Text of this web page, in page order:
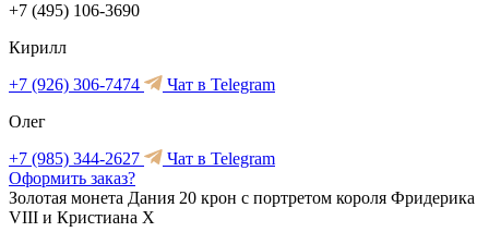
+7 (495) 106-3690
Кирилл
+7 (926) 306-7474
Чат в Telegram
Олег
+7 (985) 344-2627
Чат в Telegram
Оформить заказ?
Золотая монета Дания 20 крон с портретом короля Фридерика
VIII и Кристиана X